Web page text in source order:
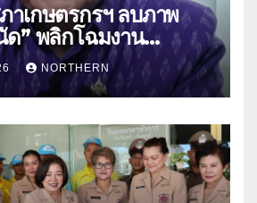
เกษตรกรฯ ลบภาพ
ด” พลิกโฉมงาน
องเมืองสองแคว 69” มุ่ง
ษตรกร ดึงนวัตกรรม-จับ
ค้าเกษตรสู่สากล (คลิป)
NORTHERN